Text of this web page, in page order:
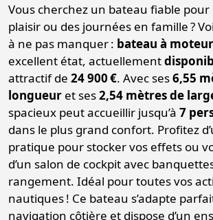
Vous cherchez un bateau fiable pour
plaisir ou des journées en famille ?
à ne pas manquer : bateau à
excellent état, actuellement
attractif de 24 900 €. Avec ses6,55
longueur et ses2,54 mètres de
spacieux peut accueillir jusqu’à 7
dans le plus grand confort. Profitez
pratique pour stocker vos effets ou
d’un salon de cockpit avec
rangement. Idéal pour toutes vos
nautiques ! Ce bateau s’adapte
navigation côtière et dispose d’un